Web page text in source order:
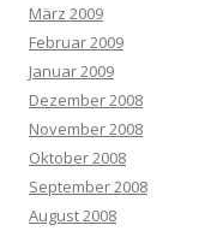
März 2009
Februar 2009
Januar 2009
Dezember 2008
November 2008
Oktober 2008
September 2008
August 2008